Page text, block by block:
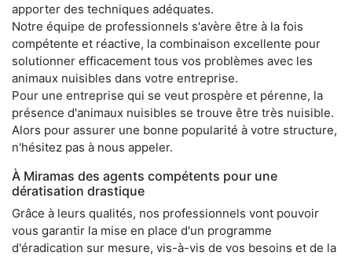
apporter des techniques adéquates.
Notre équipe de professionnels s'avère être à la fois
compétente et réactive, la combinaison excellente pour
solutionner efficacement tous vos problèmes avec les
animaux nuisibles dans votre entreprise.
Pour une entreprise qui se veut prospère et pérenne, la
présence d'animaux nuisibles se trouve être très nuisible.
Alors pour assurer une bonne popularité à votre structure,
n'hésitez pas à nous appeler.
À Miramas des agents compétents pour une
dératisation drastique
Grâce à leurs qualités, nos professionnels vont pouvoir
vous garantir la mise en place d'un programme
d'éradication sur mesure, vis-à-vis de vos besoins et de la